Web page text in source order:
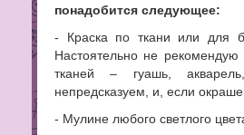
понадобится следующее:
- Краска по ткани или для
Настоятельно не рекомендую
тканей – гуашь,
непредсказуем, и, если
- Мулине любого светлого